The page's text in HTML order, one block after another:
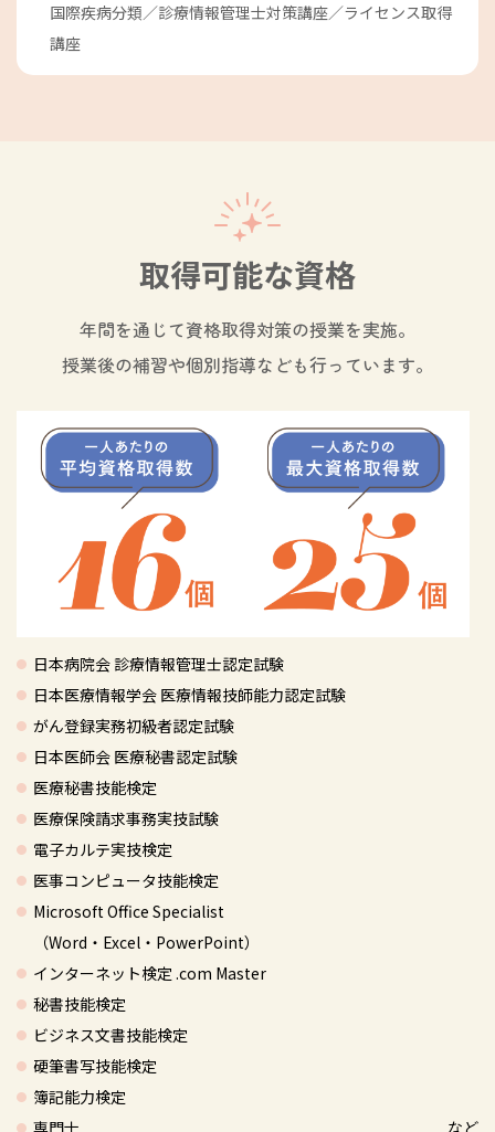
国際疾病分類／診療情報管理士対策講座／ライセンス取得
講座
取得可能な資格
年間を通じて資格取得対策の授業を実施。
授業後の補習や個別指導なども行っています。
日本病院会 診療情報管理士認定試験
日本医療情報学会 医療情報技師能力認定試験
がん登録実務初級者認定試験
日本医師会 医療秘書認定試験
医療秘書技能検定
医療保険請求事務実技試験
電子カルテ実技検定
医事コンピュータ技能検定
Microsoft Office Specialist
（Word・Excel・PowerPoint）
インターネット検定 .com Master
秘書技能検定
ビジネス文書技能検定
硬筆書写技能検定
簿記能力検定